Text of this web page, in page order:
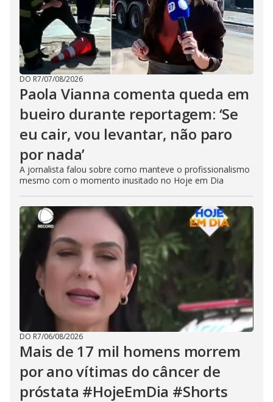
DO R7/07/08/2026
Paola Vianna comenta queda em
bueiro durante reportagem: ‘Se
eu cair, vou levantar, não paro
por nada’
A jornalista falou sobre como manteve o profissionalismo
mesmo com o momento inusitado no Hoje em Dia
DO R7/06/08/2026
Mais de 17 mil homens morrem
por ano vítimas do câncer de
próstata #HojeEmDia #Shorts